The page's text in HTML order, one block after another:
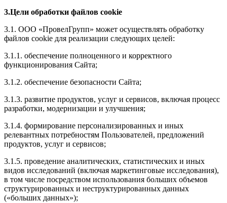
3.Цели обработки файлов cookie
3.1. ООО «ПровелГрупп» может осуществлять обработку
файлов cookie для реализации следующих целей:
3.1.1. обеспечение полноценного и корректного
функционирования Сайта;
3.1.2. обеспечение безопасности Сайта;
3.1.3. развитие продуктов, услуг и сервисов, включая процесс
разработки, модернизации и улучшения;
3.1.4. формирование персонализированных и иных
релевантных потребностям Пользователей, предложений
продуктов, услуг и сервисов;
3.1.5. проведение аналитических, статистических и иных
видов исследований (включая маркетинговые исследования),
в том числе посредством использования больших объемов
структурированных и неструктурированных данных
(«больших данных»);